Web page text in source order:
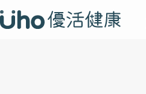
黏 守護腺在 疫情保衛戰